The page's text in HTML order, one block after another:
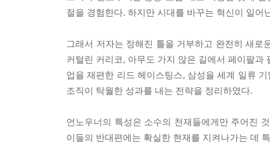
절을 경험한다. 하지만 시대를 바꾸는 혁신이 일어
그래서 저자는 정해진 틀을 거부하고 완전히 새
커털린 커리코, 아무도 가지 않은 길에서 페이팔
업을 재편한 리드 헤이스팅스, 삼성을 세계 일류
조직이 탁월한 성과를 내는 전략을 정리하였다.
언노우너의 특성은 소수의 천재들에게만 주어진
이들의 반대편에는 확실한 현재를 지켜나가는 데